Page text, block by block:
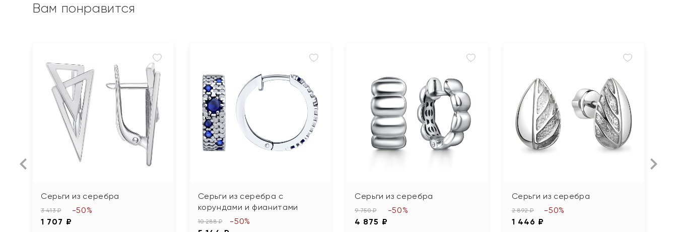
Вам понравится
Серьги из серебра
3 413 ₽
1 707 ₽
-50%
Серьги из серебра с
корундами и фианитами
10 288 ₽ -50%
Серьги из серебра
9 750 ₽
4 875 ₽
-50%
Серьги из серебра
2 892 ₽
1 446 ₽
-50%